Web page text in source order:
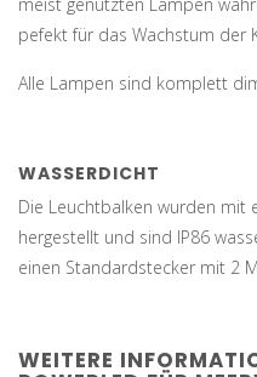
pefekt für das Wachstum der
Alle Lampen sind komplett
WASSERDICHT
Die Leuchtbalken wurden mit
hergestellt und sind IP86
einen Standardstecker mit 2
WEITERE